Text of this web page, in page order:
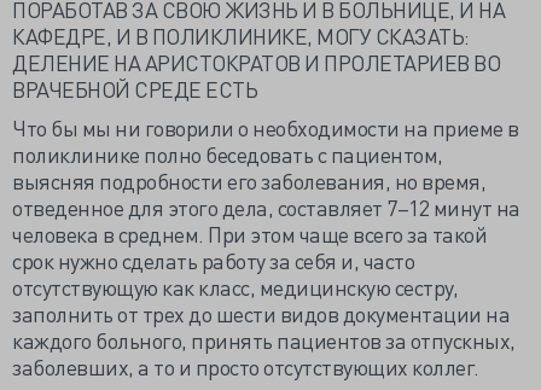
ПОРАБОТАВ ЗА СВОЮ ЖИЗНЬ И В БОЛЬНИЦЕ, И НА
КАФЕДРЕ, И В ПОЛИКЛИНИКЕ, МОГУ СКАЗАТЬ:
ДЕЛЕНИЕ НА АРИСТОКРАТОВ И ПРОЛЕТАРИЕВ ВО
ВРАЧЕБНОЙ СРЕДЕ ЕСТЬ
Что бы мы ни говорили о необходимости на приеме в
поликлинике полно беседовать с пациентом,
выясняя подробности его заболевания, но время,
отведенное для этого дела, составляет 7–12 минут на
человека в среднем. При этом чаще всего за такой
срок нужно сделать работу за себя и, часто
отсутствующую как класс, медицинскую сестру,
заполнить от трех до шести видов документации на
каждого больного, принять пациентов за отпускных,
заболевших, а то и просто отсутствующих коллег.